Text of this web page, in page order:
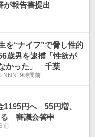
報告書提出
を“ナイフ”で脅し性的
歳男を逮捕「性欲が
かった」 千葉
NNN19時間前
1195円へ 55円増、
る 審議会答申
前